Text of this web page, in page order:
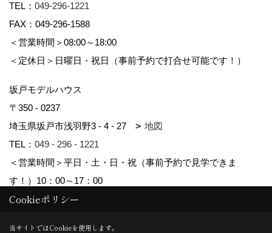
TEL： 049-296-1221
FAX：049-296-1588
＜営業時間＞08:00～18:00
＜定休日＞日曜日・祝日（事前予約で打合せ可能です！）
坂戸モデルハウス
〒350 - 0237
埼玉県坂戸市浅羽野3 - 4 - 27
地図
TEL： 049 - 296 - 1221
＜営業時間＞平日・土・日・祝（事前予約で見学できま
す！）10：00～17：00
Copyright (c) kyowa. All Rights Reserved.
Cookieポリシー
当サイトではCookieを使用します。